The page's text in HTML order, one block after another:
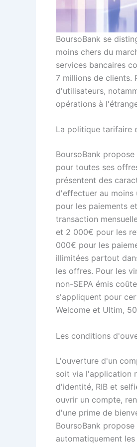
BoursoBank se
moins chers du
services bancaires
7 millions de clients.
d'utilisateurs,
opérations à
La politique tarifaire
BoursoBank
pour toutes ses
présentent des
d'effectuer au
pour les paiements
transaction
et 2 000€ pour les
000€ pour les
illimitées partout
les offres. Pour les
non-SEPA émis
s'appliquent pour
Welcome et Ultim,
Les conditions
L'ouverture d'un
soit via l'application
d'identité, RIB et
ouvrir un compte,
d'une prime de
BoursoBank
automatiquement